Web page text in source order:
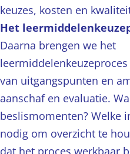
keuzes, kosten en
Het
Daarna brengen we het
van uitgangspunten en
aanschaf en evaluatie.
beslismomenten? Welke
nodig om overzicht te
dat het proces werkbaar